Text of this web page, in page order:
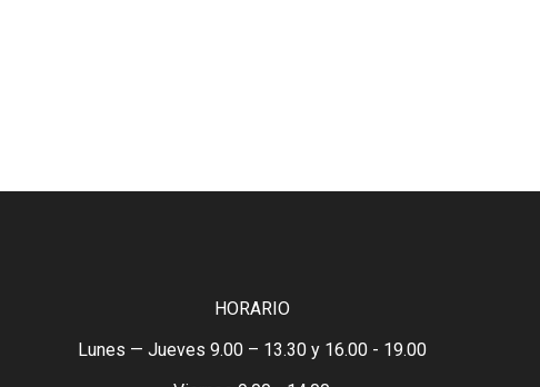
HORARIO
Lunes — Jueves 9.00 – 13.30 y 16.00 - 19.00